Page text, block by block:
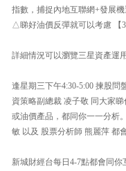
指數，捕捉內地互聯網+發展機
△睇好油價反彈就可以考慮 【
詳細情況可以瀏覽三星資產運
逢星期三下午4:30-5:00 揀股
資策略副總裁 凌子敬 同大家
或油價產品，都同你一一分析
敏 以及 股票分析師 熊麗萍 都
新城財經台每日4-7點都會同